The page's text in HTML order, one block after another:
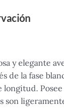
y elegante
de la fase
son